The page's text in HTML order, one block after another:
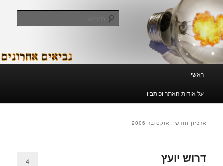
לדלג
לתוכן
לדלג
לתוכן
המשני
נביאים אחרונים
ראשי
על אודות האתר וכותביו
ארכיון חודשי: אוקטובר 2006
דרוש יועץ 4